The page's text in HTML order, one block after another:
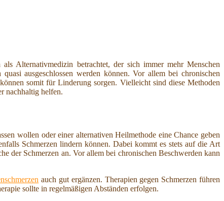
als Alternativmedizin betrachtet, der sich immer mehr Menschen
ausgeschlossen werden können. Vor allem bei chronischen
somit für Linderung sorgen. Vielleicht sind diese Methoden
nachhaltig helfen.
wollen oder einer alternativen Heilmethode eine Chance geben
Schmerzen lindern können. Dabei kommt es stets auf die Art
der Schmerzen an. Vor allem bei chronischen Beschwerden kann
auch gut ergänzen. Therapien gegen Schmerzen führen
sollte in regelmäßigen Abständen erfolgen.